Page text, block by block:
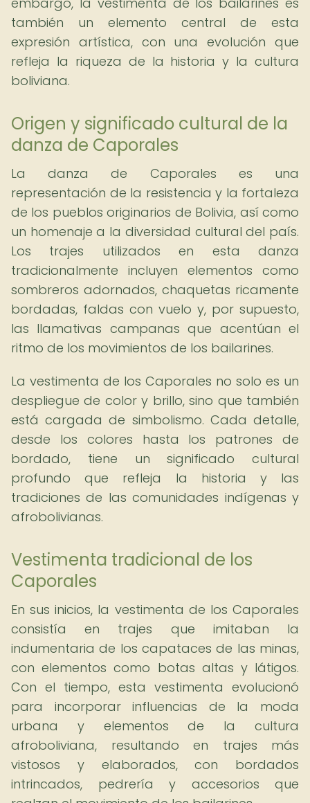
también un elemento central de esta
expresión artística, con una evolución que
refleja la riqueza de la historia y la cultura
boliviana.
Origen y significado cultural de la
danza de Caporales
La danza de Caporales es una
representación de la resistencia y la fortaleza
de los pueblos originarios de Bolivia, así como
un homenaje a la diversidad cultural del país.
Los trajes utilizados en esta danza
tradicionalmente incluyen elementos como
sombreros adornados, chaquetas ricamente
bordadas, faldas con vuelo y, por supuesto,
las llamativas campanas que acentúan el
ritmo de los movimientos de los bailarines.
La vestimenta de los Caporales no solo es un
despliegue de color y brillo, sino que también
está cargada de simbolismo. Cada detalle,
desde los colores hasta los patrones de
bordado, tiene un significado cultural
profundo que refleja la historia y las
tradiciones de las comunidades indígenas y
afrobolivianas.
Vestimenta tradicional de los
Caporales
En sus inicios, la vestimenta de los Caporales
consistía en trajes que imitaban la
indumentaria de los capataces de las minas,
con elementos como botas altas y látigos.
Con el tiempo, esta vestimenta evolucionó
para incorporar influencias de la moda
urbana y elementos de la cultura
afroboliviana, resultando en trajes más
vistosos y elaborados, con bordados
intrincados, pedrería y accesorios que